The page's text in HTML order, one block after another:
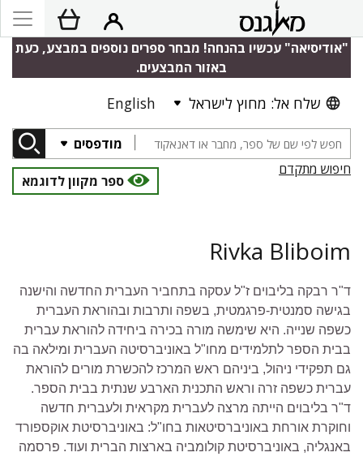
"אודיסיאה" עכשיו בהנחה! מבחר ספרים נוספים במבצע, כעת
באזור המבצעים.
שלח אל: מחוץ לישראל English
מודפסים
חיפוש מתקדם
ספר מקוון לדוגמא
Rivka Bliboim
ד"ר רבקה בליבוים ז"ל עסקה בתחביר העברית החדשה והישנה
בגישה סמנטית-פרגמטית, בשפה ותרבות ובהוראת העברית
כשפה שנייה. היא שימשה מורה בכירה ביחידה להוראת עברית
בבית הספר לתלמידים מחו"ל באוניברסיטה העברית ומילאה בה
גם תפקידי ניהול, ביניהם ראש המרכז להכשרת מורים להוראת
עברית כשפה זרה וראש התכנית הארבע שנתית בבית הספר.
ד"ר בליבוים הייתה מרצה לעברית מקראית ולעברית חדשה
וחוקרת אורחת באוניברסיטאות בחו"ל: באוניברסיטת אוקספורד
באנגליה, באוניברסיטת קולומביה בארצות הברית ועוד. פרסמה